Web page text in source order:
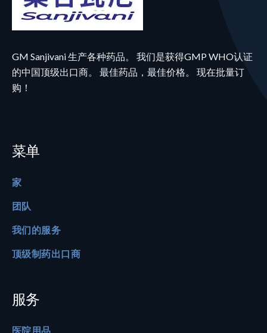
GM Sanjivani 生产各种药品。 我们是获得GMP WHO认证
的中国顶级出口商。 最佳药品，最佳价格。 现在批量订
购！
菜单
家
团队
我们的服务
顶级制药出口商
服务
医院用品